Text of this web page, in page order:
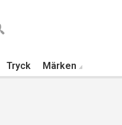
Tryck Märken